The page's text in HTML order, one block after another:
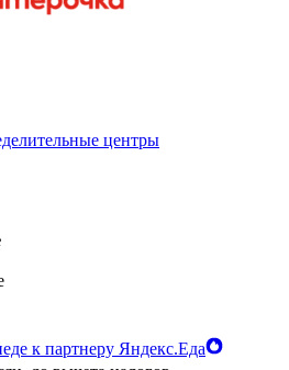
центры
к партнеру Яндекс.Еда